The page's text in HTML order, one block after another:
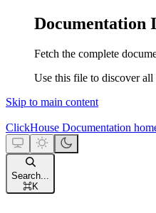
Documentation
Fetch the complete
Use this file to discover
Skip to main content
ClickHouse Documentation
Search...
⌘K